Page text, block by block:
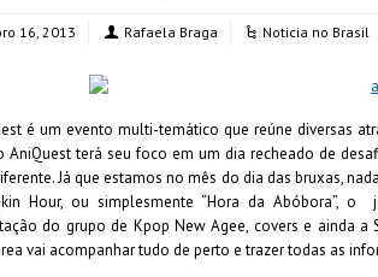
16, 2013 Rafaela Braga Noticia no Brasil
é um evento multi-temático que reúne diversas
AniQuest terá seu foco em um dia recheado de
Já que estamos no mês do dia das bruxas,
Hour, ou simplesmente “Hora da Abóbora”,
do grupo de Kpop New Agee, covers e ainda
vai acompanhar tudo de perto e trazer todas as